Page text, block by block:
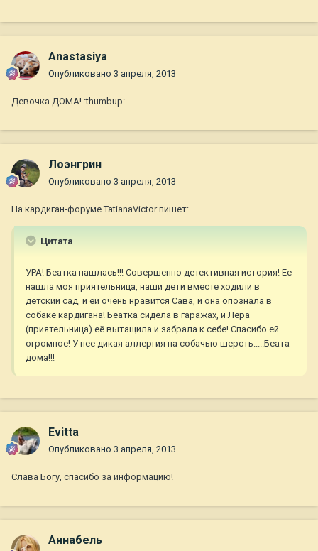
Anastasiya
Опубликовано 3 апреля, 2013
Девочка ДОМА! :thumbup:
Лоэнгрин
Опубликовано 3 апреля, 2013
На кардиган-форуме TatianaVictor пишет:
Цитата
УРА! Беатка нашлась!!! Совершенно детективная история! Ее
нашла моя приятельница, наши дети вместе ходили в
детский сад, и ей очень нравится Сава, и она опознала в
собаке кардигана! Беатка сидела в гаражах, и Лера
(приятельница) её вытащила и забрала к себе! Спасибо ей
огромное! У нее дикая аллергия на собачью шерсть.....Беата
дома!!!
Evitta
Опубликовано 3 апреля, 2013
Слава Богу, спасибо за информацию!
Aннaбель